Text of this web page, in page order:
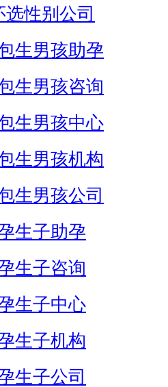
性别公司
生男孩助孕
生男孩咨询
生男孩中心
生男孩机构
生男孩公司
生子助孕
生子咨询
生子中心
生子机构
生子公司